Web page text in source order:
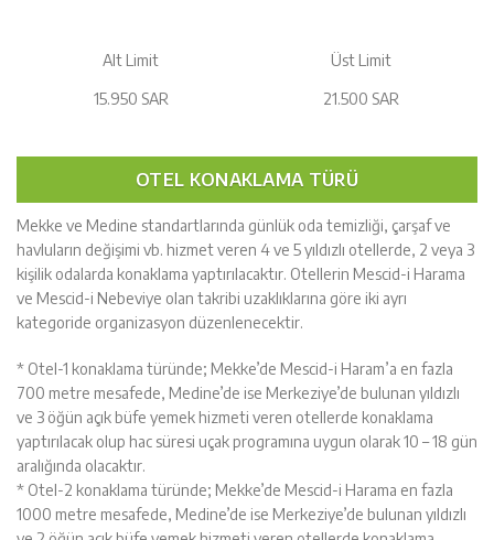
Alt Limit Üst Limit
15.950 SAR 21.500 SAR
OTEL KONAKLAMA TÜRÜ
Mekke ve Medine standartlarında günlük oda temizliği, çarşaf ve
havluların değişimi vb. hizmet veren 4 ve 5 yıldızlı otellerde, 2 veya 3
kişilik odalarda konaklama yaptırılacaktır. Otellerin Mescid-i Harama
ve Mescid-i Nebeviye olan takribi uzaklıklarına göre iki ayrı
kategoride organizasyon düzenlenecektir.
* Otel-1 konaklama türünde; Mekke’de Mescid-i Haram’a en fazla
700 metre mesafede, Medine’de ise Merkeziye’de bulunan yıldızlı
ve 3 öğün açık büfe yemek hizmeti veren otellerde konaklama
yaptırılacak olup hac süresi uçak programına uygun olarak 10 – 18 gün
aralığında olacaktır.
* Otel-2 konaklama türünde; Mekke’de Mescid-i Harama en fazla
1000 metre mesafede, Medine’de ise Merkeziye’de bulunan yıldızlı